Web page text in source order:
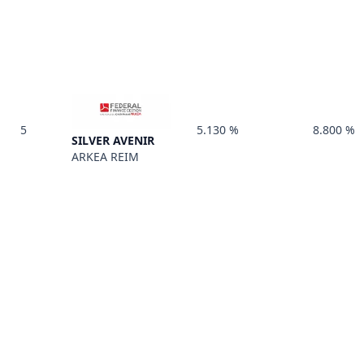
5
SILVER AVENIR
ARKEA REIM
5.130 % 8.800 %